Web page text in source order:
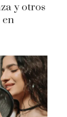
y otros
en